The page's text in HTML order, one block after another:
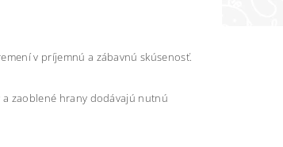
v príjemnú a zábavnú skúsenosť.
zaoblené hrany dodávajú nutnú